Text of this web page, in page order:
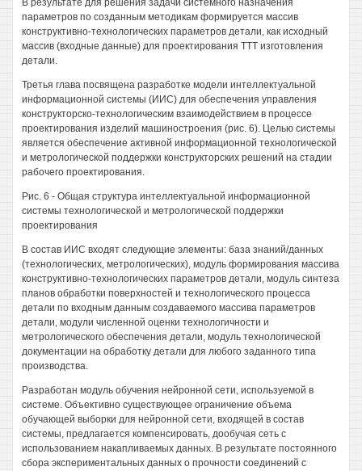
В результате для решения задачи системного назначения
параметров по созданным методикам формируется массив
конструктивно-технологических параметров детали, как исходный
массив (входные данные) для проектирования ТТТ изготовления
детали.
Третья глава посвящена разработке модели интеллектуальной
информационной системы (ИИС) для обеспечения управления
конструкторско-технологическим взаимодействием в процессе
проектирования изделий машиностроения (рис. 6). Целью системы
является обеспечение активной информационной технологической
и метрологической поддержки конструкторских решений на стадии
рабочего проектирования.
Рис. 6 - Общая структура интеллектуальной информационной
системы технологической и метрологической поддержки
проектирования
В состав ИИС входят следующие элементы: база знаний/данных
(технологических, метрологических), модуль формирования массива
конструктивно-технологических параметров детали, модуль синтеза
планов обработки поверхностей и технологического процесса
детали по входным данным создаваемого массива параметров
детали, модули численной оценки технологичности и
метрологического обеспечения детали, модуль технологической
документации на обработку детали для любого заданного типа
производства.
Разработан модуль обучения нейронной сети, используемой в
системе. Объективно существующее ограничение объема
обучающей выборки для нейронной сети, входящей в состав
системы, предлагается компенсировать, дообучая сеть с
использованием накапливаемых данных. В результате постоянного
сбора экспериментальных данных о прочности соединений с